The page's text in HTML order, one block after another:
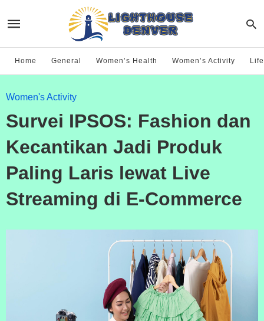
Home General Women’s Health Women’s Activity
Women's Activity
Survei IPSOS: Fashion dan
Kecantikan Jadi Produk
Paling Laris lewat Live
Streaming di E-Commerce